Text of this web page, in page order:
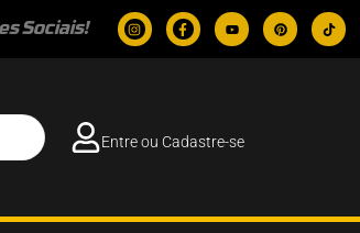
Sociais!
Entre ou Cadastre-se